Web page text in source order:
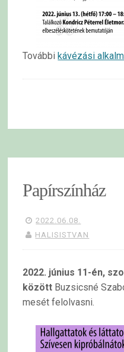
Továbbikávézási
Papírszínház
2022.06.08.
HALISISTVAN
2022. június 11-én,
között Buzsicsné
mesét felolvasni.